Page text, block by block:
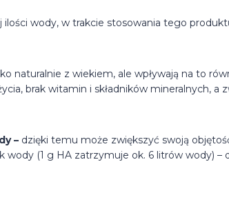
wody, w trakcie stosowania tego
naturalnie z wiekiem, ale wpływają na to
brak witamin i składników mineralnych, a
– dzięki temu może zwiększyć swoją
(1 g HA zatrzymuje ok. 6 litrów wody) –